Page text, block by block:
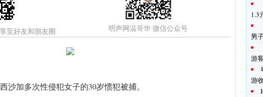
至好友和朋友圈 明声网温哥华 微信公众号
沙加多次性侵犯女子的30岁惯犯被捕。
1.3
男
游
游